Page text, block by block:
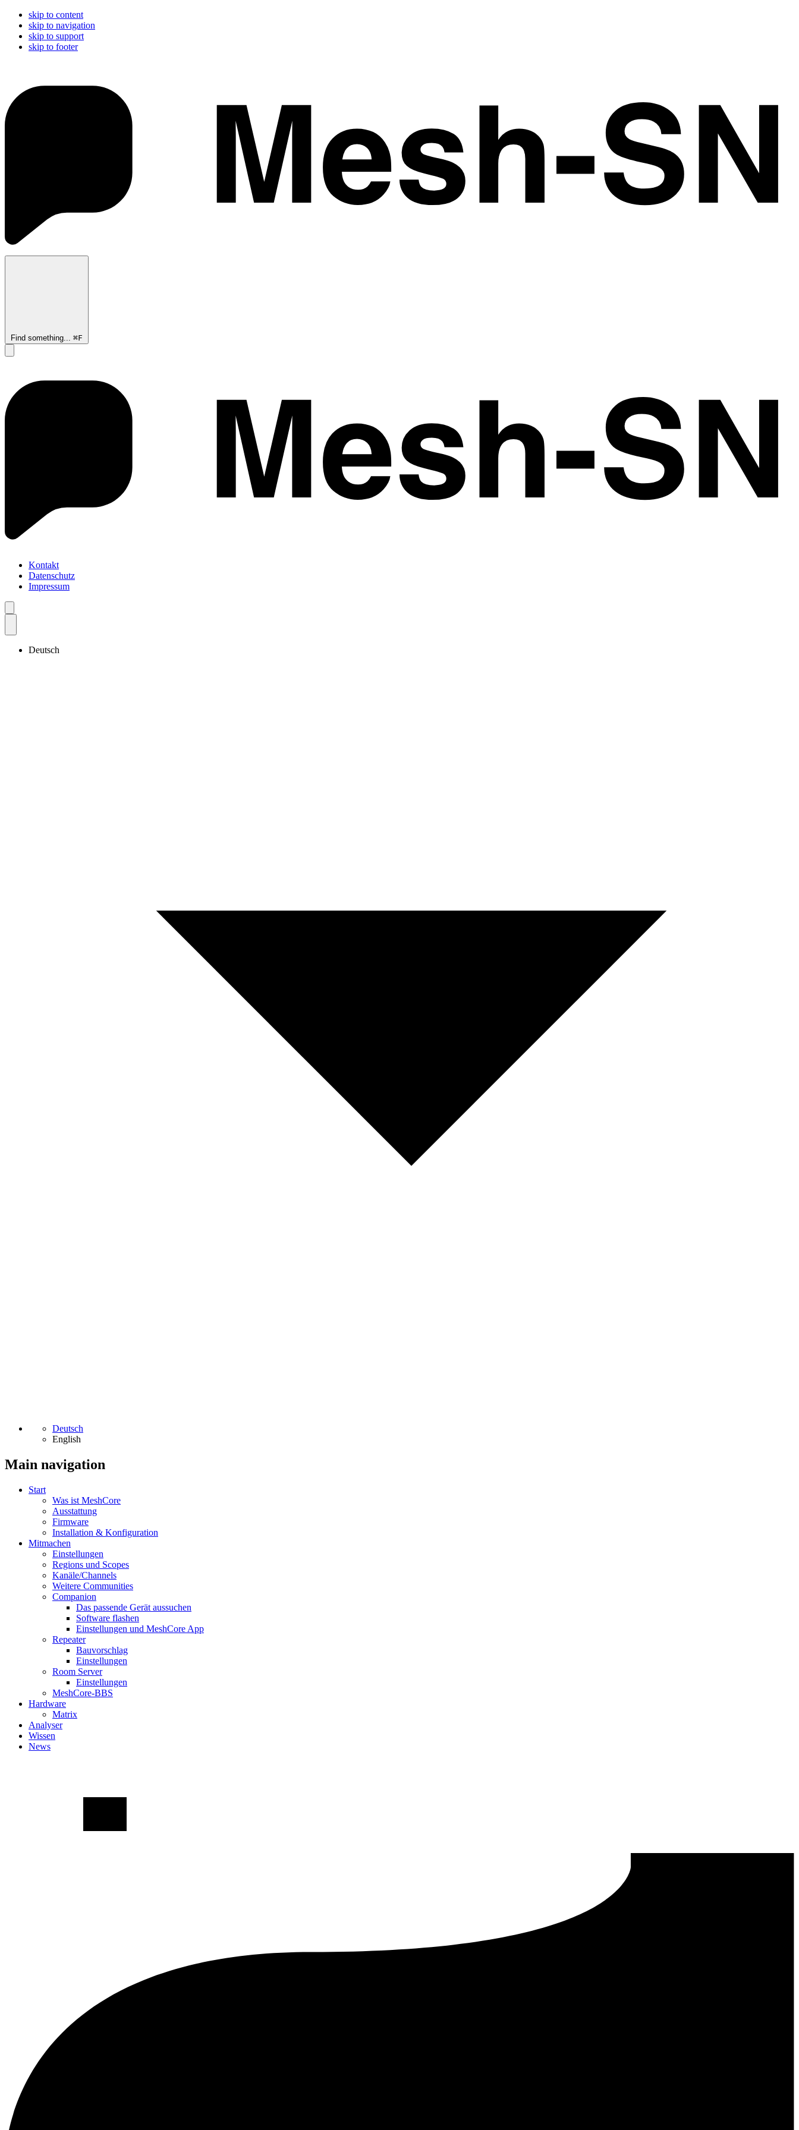
skip to content
skip to navigation
skip to support
skip to footer
Find something... ⌘F
Kontakt
Datenschutz
Impressum
Deutsch
Deutsch
English
Main navigation
Start
Was ist MeshCore
Ausstattung
Firmware
Installation & Konfiguration
Mitmachen
Einstellungen
Regions und Scopes
Kanäle/Channels
Weitere Communities
Companion
Das passende Gerät aussuchen
Software flashen
Einstellungen und MeshCore App
Repeater
Bauvorschlag
Einstellungen
Room Server
Einstellungen
MeshCore-BBS
Hardware
Matrix
Analyser
Wissen
News